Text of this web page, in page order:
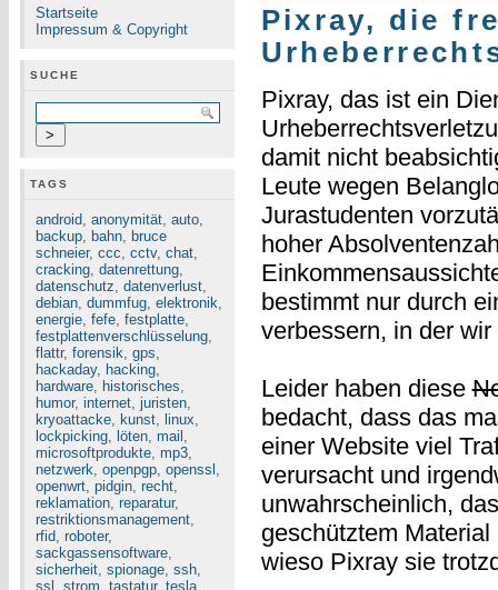
Startseite
Impressum & Copyright
SUCHE
TAGS
android, anonymität, auto,
backup, bahn, bruce
schneier, ccc, cctv, chat,
cracking, datenrettung,
datenschutz, datenverlust,
debian, dummfug, elektronik,
energie, fefe, festplatte,
festplattenverschlüsselung,
flattr, forensik, gps,
hackaday, hacking,
hardware, historisches,
humor, internet, juristen,
kryoattacke, kunst, linux,
lockpicking, löten, mail ,
microsoftprodukte, mp3,
netzwerk, openpgp, openssl ,
openwrt, pidgin, recht,
reklamation, reparatur,
restriktionsmanagement,
rfid, roboter,
sackgassensoftware,
sicherheit, spionage, ssh,
ssl , strom, tastatur, tesla,
Pixray, die
Pixray, das ist ein
damit nicht
Leute wegen
Jurastudenten
hoher
bestimmt nur durch
verbessern, in der wir
Leider haben diese
bedacht, dass das
einer Website viel
verursacht und
unwahrscheinlich,
geschütztem
wieso Pixray sie